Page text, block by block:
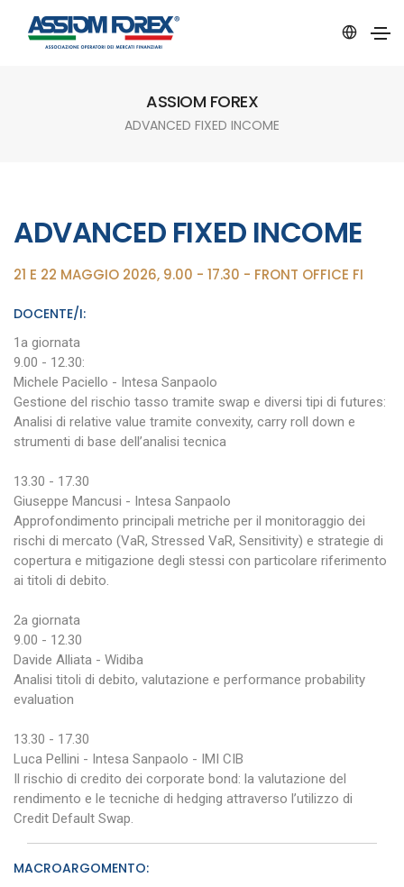
ASSIOM FOREX
ADVANCED FIXED INCOME
ADVANCED FIXED INCOME
21 E 22 MAGGIO 2026, 9.00 - 17.30 - FRONT OFFICE FI
DOCENTE/I:
1a giornata
9.00 - 12.30:
Michele Paciello - Intesa Sanpaolo
Gestione del rischio tasso tramite swap e diversi tipi di futures:
Analisi di relative value tramite convexity, carry roll down e
strumenti di base dell’analisi tecnica
13.30 - 17.30
Giuseppe Mancusi - Intesa Sanpaolo
Approfondimento principali metriche per il monitoraggio dei
rischi di mercato (VaR, Stressed VaR, Sensitivity) e strategie di
copertura e mitigazione degli stessi con particolare riferimento
ai titoli di debito.
2a giornata
9.00 - 12.30
Davide Alliata - Widiba
Analisi titoli di debito, valutazione e performance probability
evaluation
13.30 - 17.30
Luca Pellini - Intesa Sanpaolo - IMI CIB
Il rischio di credito dei corporate bond: la valutazione del
rendimento e le tecniche di hedging attraverso l’utilizzo di
Credit Default Swap.
MACROARGOMENTO: